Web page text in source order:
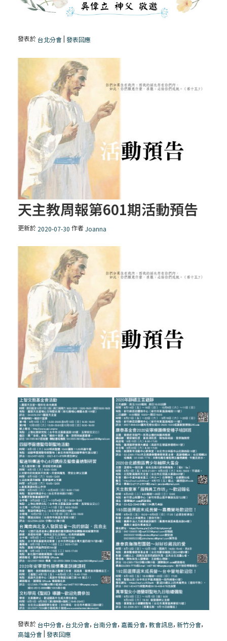
發表於 台北分會|發表回應
天主教周報第601期活動預告
更新於 2020-07-30 作者 Joanna
發表於 台中分會, 台北分會, 台南分會, 嘉義分會,教會訊息,新竹分會,
高雄分會|發表回應